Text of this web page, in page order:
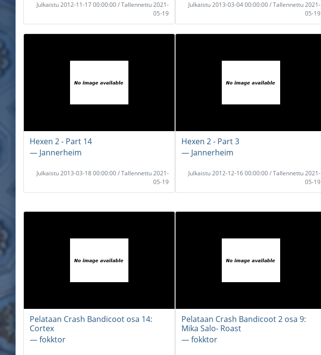
Julkaistu 2012-11-17 00:00:00 / Tallennettu 2021-
05-19
Julkaistu 2013-03-04 00:00:00 / Tallennettu 2021-
05-19
Hexen 2 - Part 14
― Jannerheim
Julkaistu 2013-03-18 00:00:00 / Tallennettu 2021-
05-19
Hexen 2 - Part 3
― Jannerheim
Julkaistu 2012-12-16 00:00:00 / Tallennettu 2021-
05-19
Pelataan Crash Bandicoot osa 14:
Cortex
― fokktor
Pelataan Crash Bandicoot 2 osa 9:
Mika Salo- Roast
― fokktor